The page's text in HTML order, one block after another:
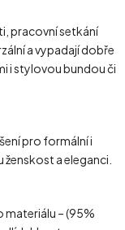
pracovní setkání
a vypadají dobře
i stylovou bundou či
pro formální i
a eleganci.
materiálu – (95%